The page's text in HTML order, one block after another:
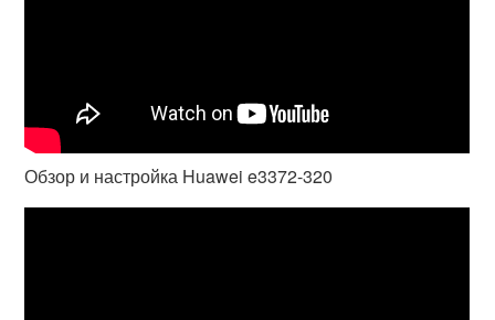
Обзор и настройка Huawei e3372-320